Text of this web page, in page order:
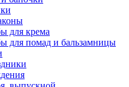
для крема
для помад и бальзамницы